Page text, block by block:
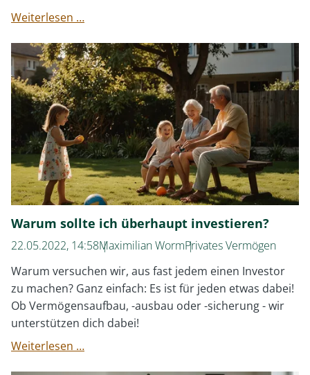
Weiterlesen …Kann
nur
durchs
Investieren
reich
werden?
Warum sollte ich überhaupt investieren?
22.05.2022, 14:58Maximilian WormPrivates Vermögen
Warum versuchen wir, aus fast jedem einen Investor
zu machen? Ganz einfach: Es ist für jeden etwas dabei!
Ob Vermögensaufbau, -ausbau oder -sicherung - wir
unterstützen dich dabei!
Weiterlesen …Warum